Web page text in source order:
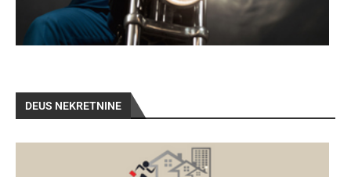
DEUS NEKRETNINE